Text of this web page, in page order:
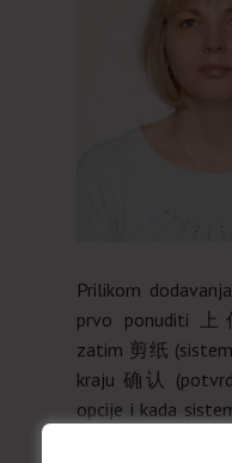
Prilikom
prvo ponuditi 上
zatim 剪纸
kraju 确认
opcije i kada